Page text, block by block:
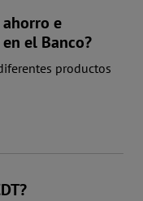
e
el Banco?
productos